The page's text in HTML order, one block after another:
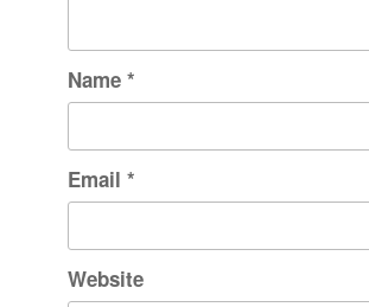
Name *
Email *
Website